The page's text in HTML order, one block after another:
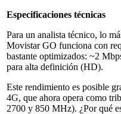
Especificaciones técnicas
Para un analista técnico, lo
Movistar GO funciona con
bastante optimizados: ~2
para alta definición (HD).
Este rendimiento es posible
4G, que ahora opera como
2700 y 850 MHz). ¿Por qué